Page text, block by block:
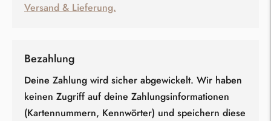
Versand & Lieferung.
Bezahlung
Deine Zahlung wird sicher abgewickelt. Wir haben
keinen Zugriff auf deine Zahlungsinformationen
(Kartennummern, Kennwörter) und speichern diese